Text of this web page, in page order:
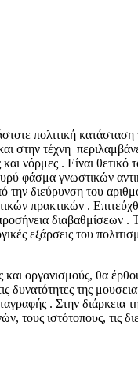
πολιτική
στην τέχνη
νόρμες . Είναι θετικό
φάσμα γνωστικών
διεύρυνση του
πρακτικών .
εξάρσεις του
οργανισμούς, θα
της
. Στην διάρκεια
ιστότοπους, τις